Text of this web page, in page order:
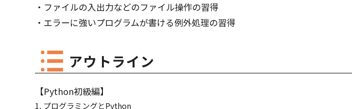
・ファイルの入出力などのファイル操作の習得
・エラーに強いプログラムが書ける例外処理の習得
アウトライン
【Python初級編】
プログラミングとPython